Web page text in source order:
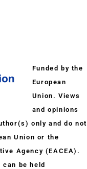
Funded by the
European
Union. Views
and opinions
only and do not
Union or the
Agency (EACEA).
can be held